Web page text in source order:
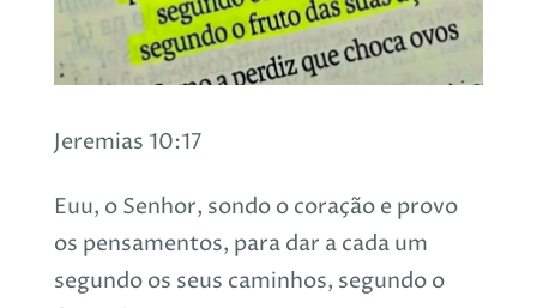
Jeremias 10:17
Euu, o Senhor, sondo o coração e provo
os pensamentos, para dar a cada um
segundo os seus caminhos, segundo o